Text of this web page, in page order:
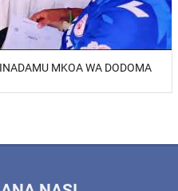
MKOA WA DODOMA